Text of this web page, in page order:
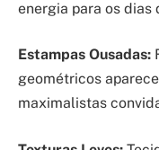
energia para os dias
Estampas Ousadas:
geométricos
maximalistas